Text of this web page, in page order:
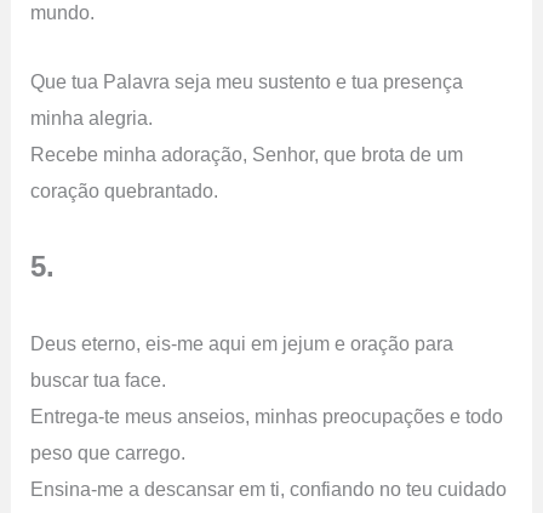
mundo.
Que tua Palavra seja meu sustento e tua presença
minha alegria.
Recebe minha adoração, Senhor, que brota de um
coração quebrantado.
5.
Deus eterno, eis-me aqui em jejum e oração para
buscar tua face.
Entrega-te meus anseios, minhas preocupações e todo
peso que carrego.
Ensina-me a descansar em ti, confiando no teu cuidado